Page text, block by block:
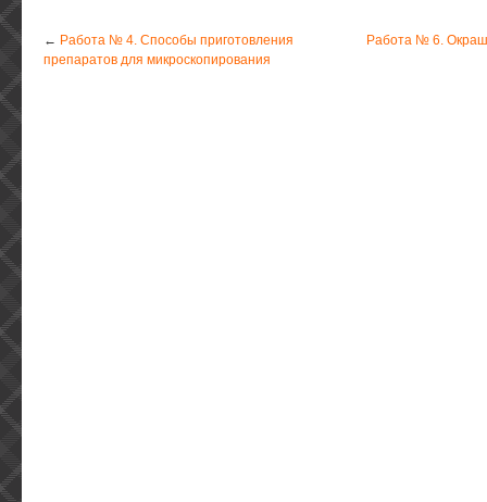
← Работа № 4. Способы приготовления
препаратов для микроскопирования
Работа № 6.